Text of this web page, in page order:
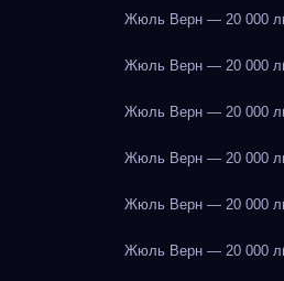
Жюль Верн — 20 000
Жюль Верн — 20 000
Жюль Верн — 20 000
Жюль Верн — 20 000
Жюль Верн — 20 000
Жюль Верн — 20 000